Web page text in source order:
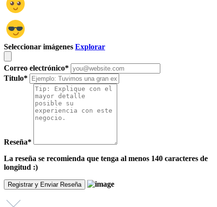
Seleccionar imágenes Explorar
Correo electrónico*
Titulo*
Reseña*
La reseña se recomienda que tenga al menos 140 caracteres de
longitud :)